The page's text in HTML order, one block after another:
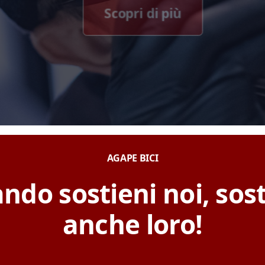
Scopri di più
AGAPE BICI
sostieni noi,
anche loro!